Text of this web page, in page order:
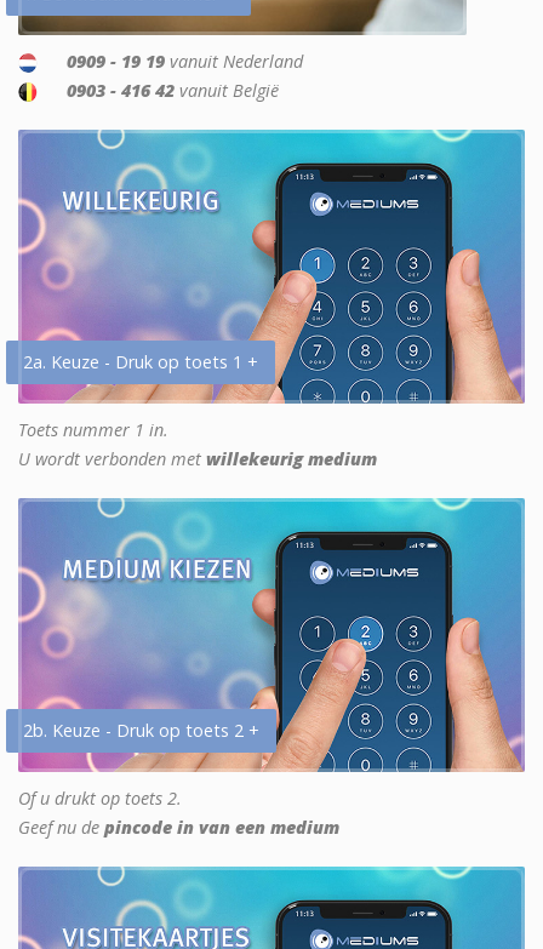
0909 - 19 19 vanuit Nederland
0903 - 416 42 vanuit België
2a. Keuze - Druk op toets 1 +
Toets nummer 1 in.
U wordt verbonden met willekeurig medium
2b. Keuze - Druk op toets 2 +
Of u drukt op toets 2.
Geef nu de pincode in van een medium